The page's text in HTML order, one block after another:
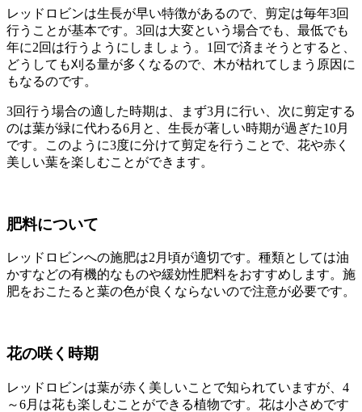
レッドロビンは生長が早い特徴があるので、剪定は毎年3回
行うことが基本です。3回は大変という場合でも、最低でも
年に2回は行うようにしましょう。1回で済まそうとすると、
どうしても刈る量が多くなるので、木が枯れてしまう原因に
もなるのです。
3回行う場合の適した時期は、まず3月に行い、次に剪定する
のは葉が緑に代わる6月と、生長が著しい時期が過ぎた10月
です。このように3度に分けて剪定を行うことで、花や赤く
美しい葉を楽しむことができます。
肥料について
レッドロビンへの施肥は2月頃が適切です。種類としては油
かすなどの有機的なものや緩効性肥料をおすすめします。施
肥をおこたると葉の色が良くならないので注意が必要です。
花の咲く 時期
レッドロビンは葉が赤く美しいことで知られていますが、4
～6月は花も楽しむことができる植物です。花は小さめです